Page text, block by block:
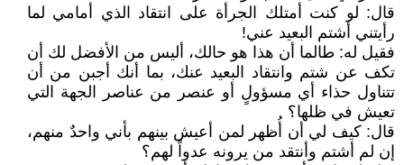
قال: لو كنت أمتلك الجرأة على انتقاد الذي أمامي لما
رأيتني أشتم البعيد عني!
فقيل له: طالما أن هذا هو حالك، أليس من الأفضل لك أن
تكف عن شتم وانتقاد البعيد عنك، بما أنك أجبن من أن
تتناول حذاء أي مسؤولٍ أو عنصر من عناصر الجهة التي
تعيش في ظلها؟
قال: كيف لي أن أُظهر لمن أعيش بينهم بأني واحدٌ منهم،
إن لم أشتم وأنتقد من يرونه عدواً لهم؟